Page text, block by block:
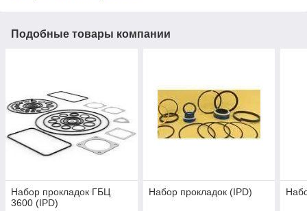
Подобные товары компании
Набор прокладок ГБЦ
3600 (IPD)
Набор прокладок (IPD)